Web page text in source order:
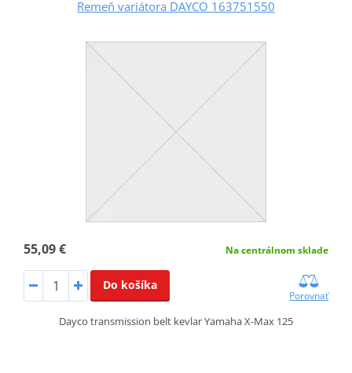
Remeň variátora DAYCO 163751550
55,09 € Na centrálnom sklade
Do košíka
Porovnať
Dayco transmission belt kevlar Yamaha X-Max 125